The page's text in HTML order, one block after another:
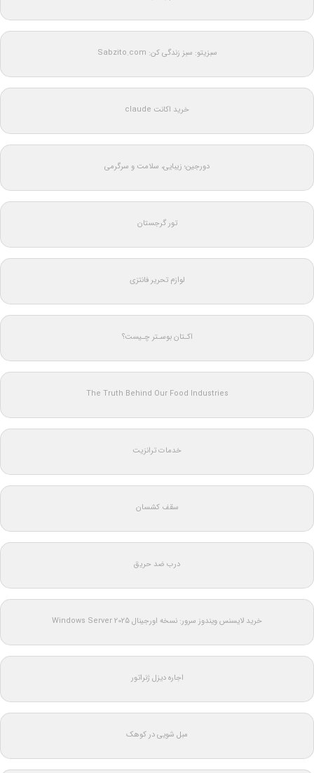
سبزیتو: سبز زندگی کن: Sabzito.com
خرید اکانت claude
دورجین؛ زیبایی، سلامت و سرگرمی
تور گرجستان
لوازم تحریر فانتزی
اکـتان بوسـتر چـیست؟
The Truth Behind Our Food Industries
خدمات ترانزیت
سقف کشسان
درب ضد حریق
خرید لایسنس ویندوز سرور: نسخه اورجینال Windows Server 2025
اجاره دیزل ژنراتور
مبل شویی در کوهک